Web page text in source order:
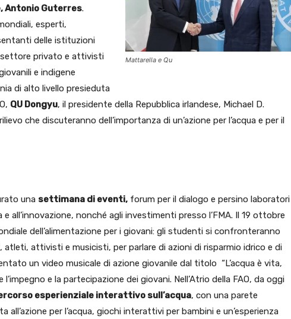
Mattarella e Qu
Antonio Guterres.
esperti,
delle istituzioni
settore privato e attivisti
e indigene
di alto livello presieduta
QU Dongyu, il presidente della Repubblica irlandese, Michael D.
che discuteranno dell’importanza di un’azione per l’acqua e per il
una settimana di eventi, forum per il dialogo e persino laboratori
all’innovazione, nonché agli investimenti presso l’FMA. Il 19 ottobre
dell’alimentazione per i giovani: gli studenti si confronteranno
attivisti e musicisti, per parlare di azioni di risparmio idrico e di
un video musicale di azione giovanile dal titolo “L’acqua è vita,
l’impegno e la partecipazione dei giovani. Nell’Atrio della FAO, da oggi
esperienziale interattivo sull’acqua, con una parete
all’azione per l’acqua, giochi interattivi per bambini e un’esperienza